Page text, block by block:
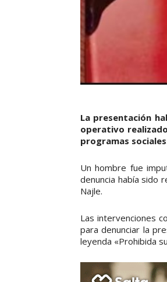
La presentación
operativo
programas
Un hombre fue
denuncia había sido
Najle.
Las intervenciones
para denunciar la
leyenda «Prohibida